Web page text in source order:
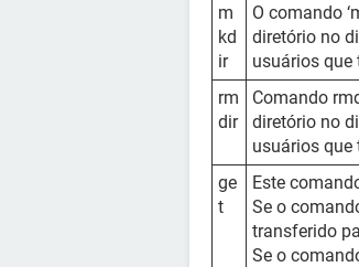
m
kd
ir
O comando
diretório no
usuários que
rm
dir
Comando
diretório no
usuários que
ge
t
Este
Se o
transferido
Se o